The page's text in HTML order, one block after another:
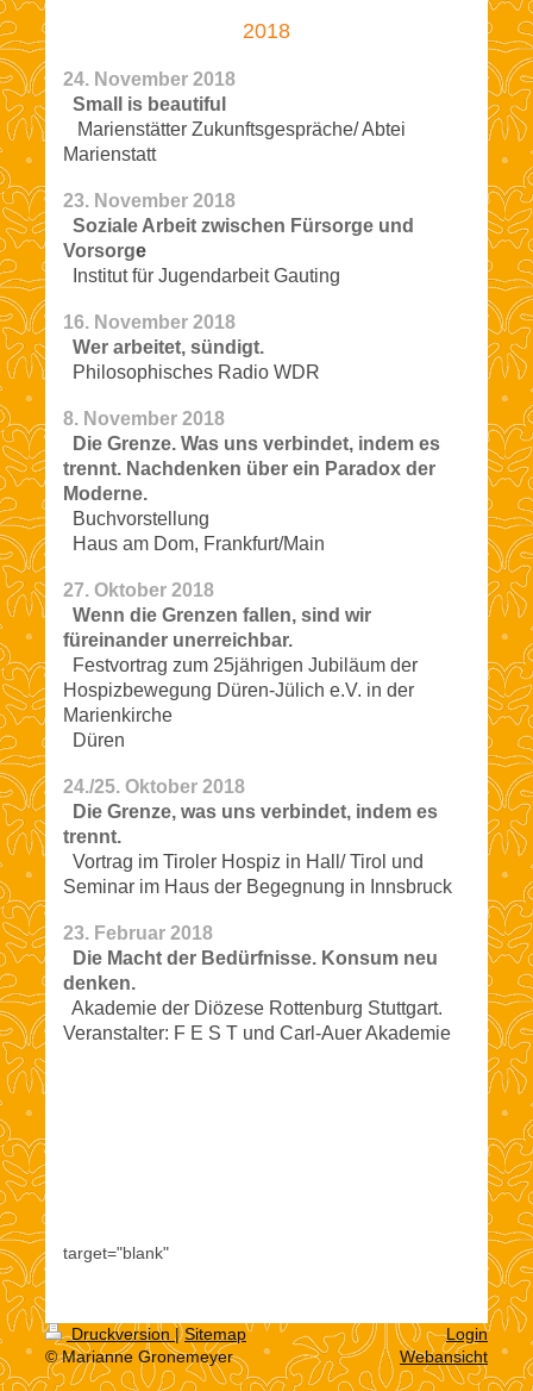
2018
24. November 2018
Small is beautiful
Marienstätter Zukunftsgespräche/ Abtei
Marienstatt
23. November 2018
Soziale Arbeit zwischen Fürsorge und
Vorsorge
Institut für Jugendarbeit Gauting
16. November 2018
Wer arbeitet, sündigt.
Philosophisches Radio WDR
8. November 2018
Die Grenze. Was uns verbindet, indem es
trennt. Nachdenken über ein Paradox der
Moderne.
Buchvorstellung
Haus am Dom, Frankfurt/Main
27. Oktober 2018
Wenn die Grenzen fallen, sind wir
füreinander unerreichbar.
Festvortrag zum 25jährigen Jubiläum der
Hospizbewegung Düren-Jülich e.V. in der
Marienkirche
Düren
24./25. Oktober 2018
Die Grenze, was uns verbindet, indem es
trennt.
Vortrag im Tiroler Hospiz in Hall/ Tirol und
Seminar im Haus der Begegnung in Innsbruck
23. Februar 2018
Die Macht der Bedürfnisse. Konsum neu
denken.
Akademie der Diözese Rottenburg Stuttgart.
Veranstalter: F E S T und Carl-Auer Akademie
target="blank"
Druckversion | Sitemap
© Marianne Gronemeyer
Login
Webansicht